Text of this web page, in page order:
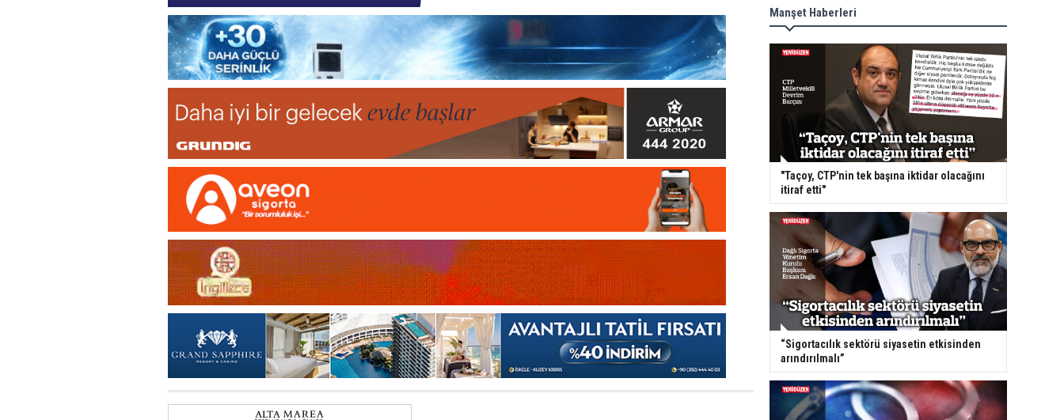
Manşet Haberleri
"Taçoy, CTP'nin tek başına iktidar olacağını
itiraf etti"
“Sigortacılık sektörü siyasetin etkisinden
arındırılmalı”